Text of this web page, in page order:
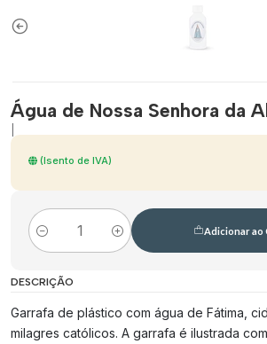
Água de Nossa Senhora da
(Isento de IVA)
Quantidade
Adicionar ao
DESCRIÇÃO
Garrafa de plástico com água de Fátima,
milagres católicos. A garrafa é ilustrada